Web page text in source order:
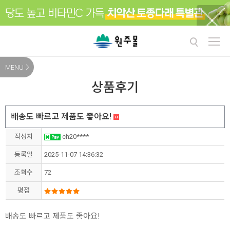
MENU
상품후기
배송도 빠르고 제품도 좋아요!
작성자 ch20****
등록일 2025-11-07 14:36:32
조회수 72
평점
배송도 빠르고 제품도 좋아요!